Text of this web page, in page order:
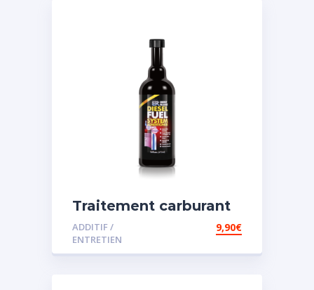
Traitement carburant
spécial diesel
ADDITIF /
ENTRETIEN
9,90€